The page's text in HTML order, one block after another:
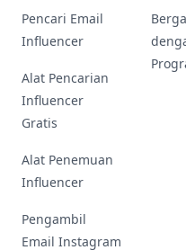
Pencari Email
Influencer
Alat Pencarian
Influencer
Gratis
Alat Penemuan
Influencer
Pengambil
Email Instagram